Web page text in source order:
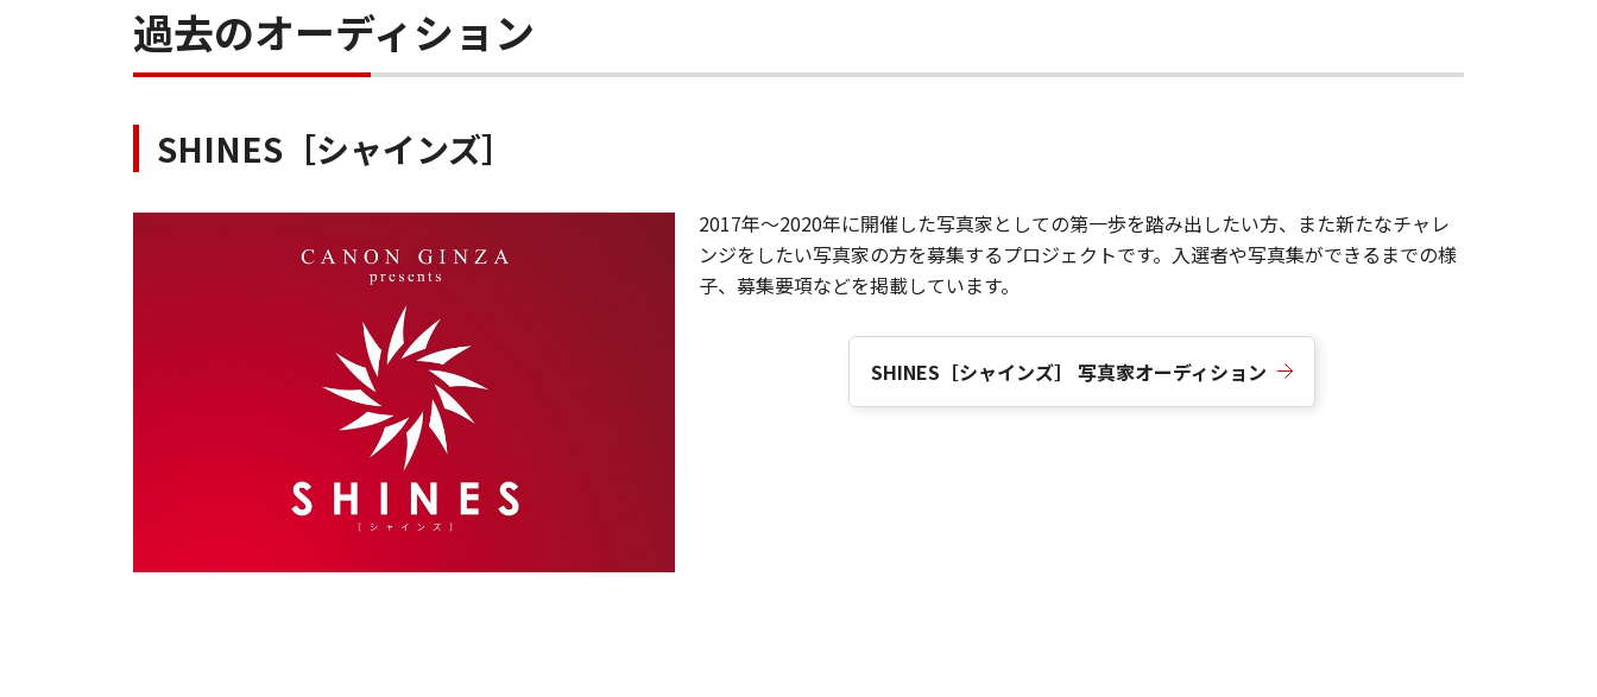
過去のオーディション
SHINES［シャインズ］
2017年～2020年に開催した写真家としての第一歩を踏み出したい方、また新たなチャレ
ンジをしたい写真家の方を募集するプロジェクトです。入選者や写真集ができるまでの様
子、募集要項などを掲載しています。
SHINES［シャインズ］ 写真家オーディション